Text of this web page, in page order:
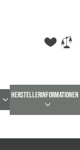
HERSTELLERINFORMATIONEN